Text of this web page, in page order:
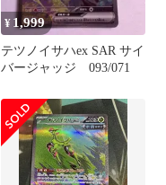
¥ 1,999
テツノイサハex SAR サイ
バージャッジ 093/071